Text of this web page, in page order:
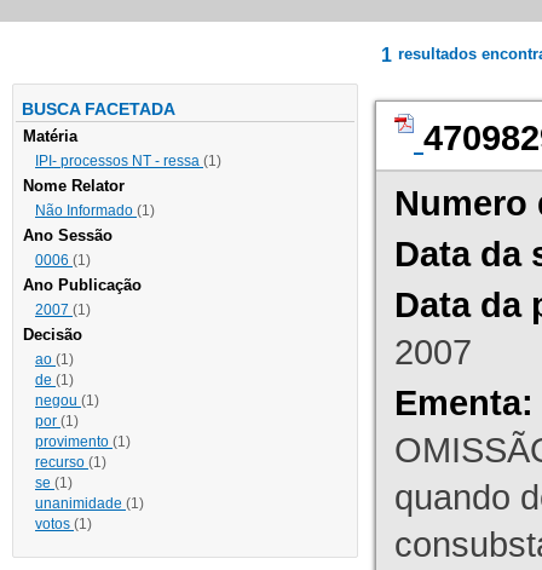
BUSCA FACETADA
Matéria
IPI- processos NT - ressa (1)
Nome Relator
Não Informado (1)
Ano Sessão
0006 (1)
Ano Publicação
2007 (1)
Decisão
ao (1)
de (1)
negou (1)
por (1)
provimento (1)
recurso (1)
se (1)
unanimidade (1)
votos (1)
1 resultados
Numero
Data da
Data da
2007
Ementa:
quando